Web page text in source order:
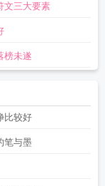
有哪些神符的作用和功
2重制版巨型神符
集者有什么用
神弗福也福的意思神符
骗局怎么破解的神符师
王神符科技是真的吗
局探索逆水寒
事
文三大要素
榜未遂
比较好
笔与墨